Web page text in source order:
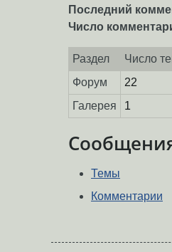
Последний
Число
Раздел
Число
Форум
22
Галерея
1
Темы
Комментарии